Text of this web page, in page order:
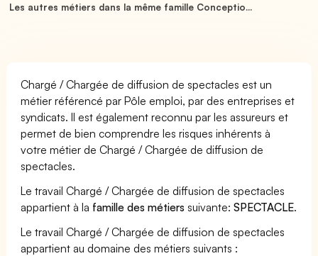
Les autres métiers dans la même famille Conceptio...
Chargé / Chargée de diffusion de spectacles est un
métier référencé par Pôle emploi, par des entreprises et
syndicats. Il est également reconnu par les assureurs et
permet de bien comprendre les risques inhérents à
votre métier de Chargé / Chargée de diffusion de
spectacles.
Le travail Chargé / Chargée de diffusion de spectacles
appartient à la famille des métiers suivante:SPECTACLE.
Le travail Chargé / Chargée de diffusion de spectacles
appartient au domaine des métiers suivants :